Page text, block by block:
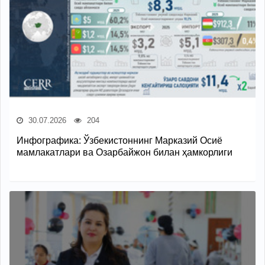
30.07.2026 204
Инфографика: Ўзбекистоннинг Марказий Осиё
мамлакатлари ва Озарбайжон билан ҳамкорлиги